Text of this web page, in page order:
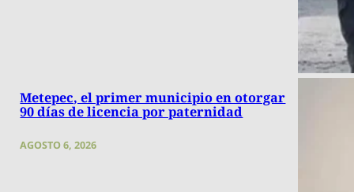
Metepec, el primer municipio en otorgar
90 días de licencia por paternidad
AGOSTO 6, 2026